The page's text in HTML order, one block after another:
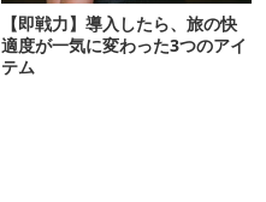
【即戦力】導入したら、旅の快
適度が一気に変わった3つのアイ
テム